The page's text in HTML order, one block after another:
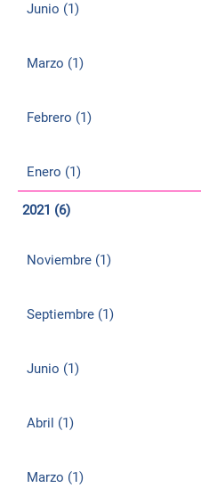
Junio (1)
Marzo (1)
Febrero (1)
Enero (1)
2021 (6)
Noviembre (1)
Septiembre (1)
Junio (1)
Abril (1)
Marzo (1)